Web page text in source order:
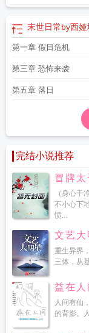
末世日常by西娅
第一章 假日危机
第三章 恐怖来袭
第五章 落日
完结小说推荐
冒牌
（身心干
不小心下
愤...
文艺大
重生异界
三体，从
益在人
人间有仙
的背影。